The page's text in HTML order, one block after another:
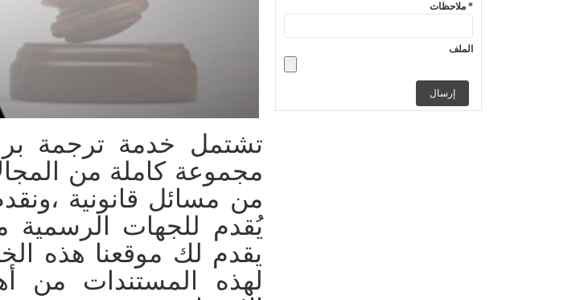
ملاحظات *
الملف
تشتمل خدمة ترجمة
مجموعة كاملة من
من مسائل قانونية
يُقدم للجهات الرسمية
يقدم لك موقعنا هذه
لهذه المستندات من